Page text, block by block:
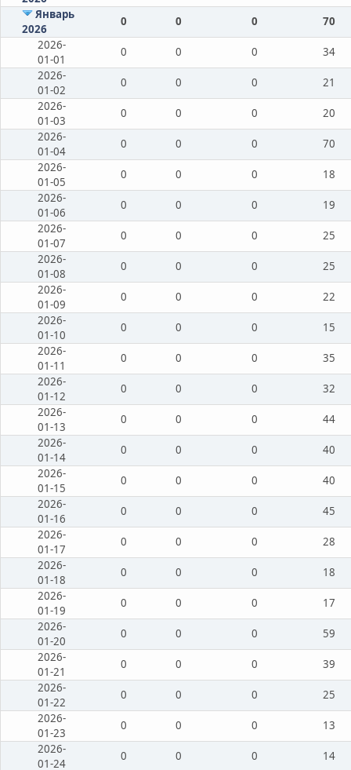
Январь
2026
0 0 0
70
2026-
01-01
0 0 0
34
2026-
01-02
0 0 0
21
2026-
01-03
0 0 0
20
2026-
01-04
0 0 0
70
2026-
01-05
0 0 0
18
2026-
01-06
0 0 0
19
2026-
01-07
0 0 0
25
2026-
01-08
0 0 0
25
2026-
01-09
0 0 0
22
2026-
01-10
0 0 0
15
2026-
01-11
0 0 0
35
2026-
01-12
0 0 0
32
2026-
01-13
0 0 0
44
2026-
01-14
0 0 0
40
2026-
01-15
0 0 0
40
2026-
01-16
0 0 0
45
2026-
01-17
0 0 0
28
2026-
01-18
0 0 0
18
2026-
01-19
0 0 0
17
2026-
01-20
0 0 0
59
2026-
01-21
0 0 0
39
2026-
01-22
0 0 0
25
2026-
01-23
0 0 0
13
2026-
01-24
0 0 0 14